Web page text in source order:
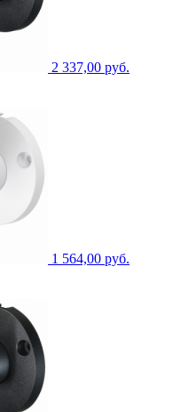
2 337,00 руб.
1 564,00 руб.